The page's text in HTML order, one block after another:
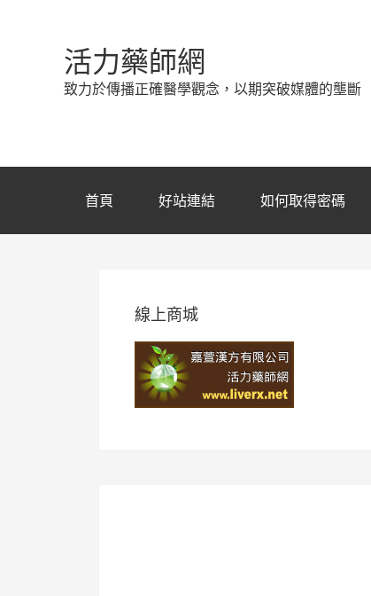
活力藥師網
致力於傳播正確醫學觀念，以期突破媒體的壟斷
首頁 好站連結 如何取得密碼
線上商城